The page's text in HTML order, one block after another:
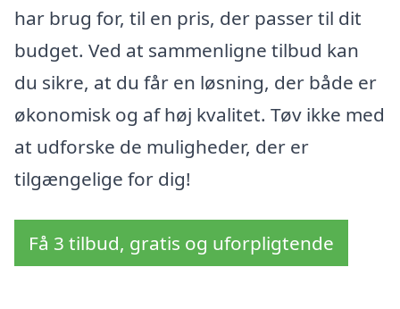
har brug for, til en pris, der passer til dit
budget. Ved at sammenligne tilbud kan
du sikre, at du får en løsning, der både er
økonomisk og af høj kvalitet. Tøv ikke med
at udforske de muligheder, der er
tilgængelige for dig!
Få 3 tilbud, gratis og uforpligtende